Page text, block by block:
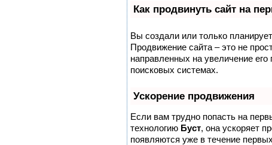
Как продвинуть сайт на
Вы создали или только
Продвижение сайта – это не
направленных на увеличение
поисковых системах.
Ускорение продвижения
Если вам трудно попасть на
технологию Буст, она ускоряет
появляются уже в течение